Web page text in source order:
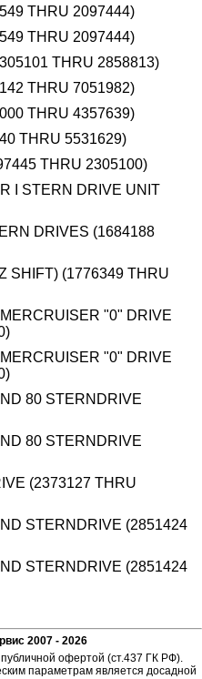
THRU 2097444)
THRU 2097444)
THRU 2858813)
THRU 7051982)
THRU 4357639)
THRU 5531629)
THRU 2305100)
I STERN DRIVE UNIT
DRIVES (1684188
SHIFT) (1776349 THRU
"0" DRIVE
"0" DRIVE
80 STERNDRIVE
80 STERNDRIVE
(2373127 THRU
STERNDRIVE (2851424
STERNDRIVE (2851424
2007 - 2026
офертой (ст.437 ГК РФ).
параметрам является досадной